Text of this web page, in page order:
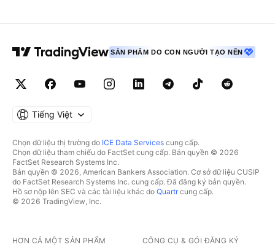
SẢN PHẨM DO CON NGƯỜI TẠO NÊN
Tiếng Việt
Chọn dữ liệu thị trường do ICE Data Services cung cấp.
Chọn dữ liệu tham chiếu do FactSet cung cấp. Bản quyền © 2026
FactSet Research Systems Inc.
Bản quyền © 2026, American Bankers Association. Cơ sở dữ liệu CUSIP
do FactSet Research Systems Inc. cung cấp. Đã đăng ký bản quyền.
Hồ sơ nộp lên SEC và các tài liệu khác do Quartrcung cấp.
© 2026 TradingView, Inc.
HƠN CẢ MỘT SẢN PHẨM CÔNG CỤ & GÓI ĐĂNG KÝ